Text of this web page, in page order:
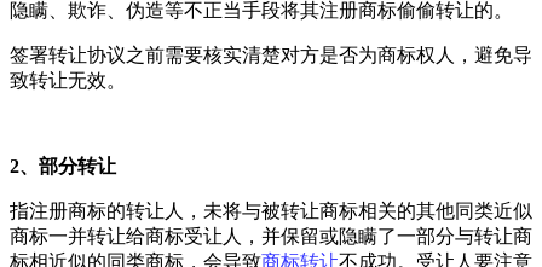
隐瞒、欺诈、伪造等不正当手段将其注册商标偷偷转让的。
签署转让协议之前需要核实清楚对方是否为商标权人，避免导
致转让无效。
2、部分转让
指注册商标的转让人，未将与被转让商标相关的其他同类近似
商标一并转让给商标受让人，并保留或隐瞒了一部分与转让商
标相近似的同类商标，会导致商标转让不成功。受让人要注意